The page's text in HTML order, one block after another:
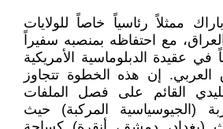
ممثلاً رئاسياً خاصاً للولايات
مع احتفاظه بمنصبه سفيراً
في عقيدة الدبلوماسية الأمريكية
إن هذه الخطوة تتجاوز
القائم على فصل الملفات
(الجيوسياسية المركبة) حيث